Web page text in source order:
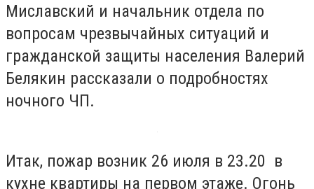
Миславский и начальник отдела по
вопросам чрезвычайных ситуаций и
гражданской защиты населения Валерий
Белякин рассказали о подробностях
ночного ЧП.
Итак, пожар возник 26 июля в 23.20 в
кухне квартиры на первом этаже. Огонь